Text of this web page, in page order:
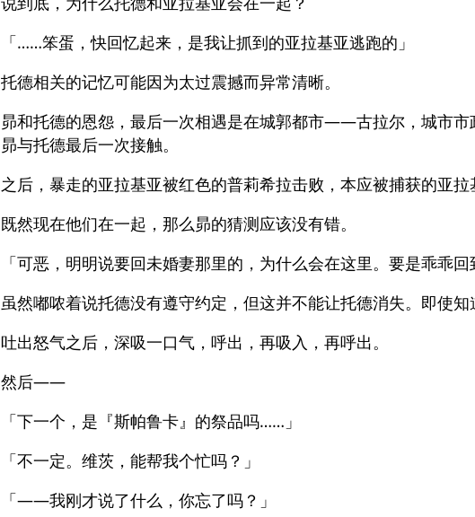
「……笨蛋，快回忆起来，是我让抓到的亚拉基亚逃跑的」
托德相关的记忆可能因为太过震撼而异常清晰。
昴和托德的恩怨，最后一次相遇是在城郭都市——古拉尔，城市
昴与托德最后一次接触。
之后，暴走的亚拉基亚被红色的普莉希拉击败，本应被捕获的亚拉
既然现在他们在一起，那么昴的猜测应该没有错。
「可恶，明明说要回未婚妻那里的，为什么会在这里。要是乖乖
虽然嘟哝着说托德没有遵守约定，但这并不能让托德消失。即使知
吐出怒气之后，深吸一口气，呼出，再吸入，再呼出。
然后——
「下一个，是『斯帕鲁卡』的祭品吗……」
「不一定。维茨，能帮我个忙吗？」
「——我刚才说了什么，你忘了吗？」